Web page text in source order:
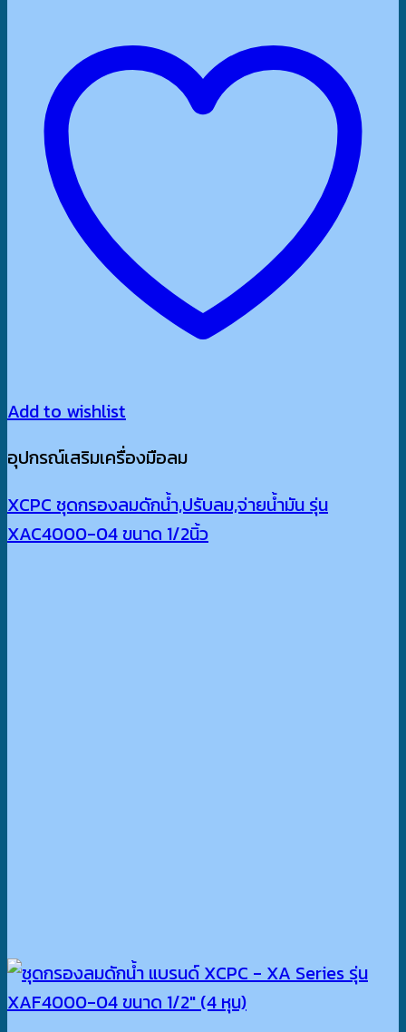
Add to wishlist
อุปกรณ์เสริมเครื่องมือลม
XCPC ชุดกรองลมดักน้ำ,ปรับลม,จ่ายน้ำมัน รุ่น
XAC4000-04 ขนาด 1/2นิ้ว